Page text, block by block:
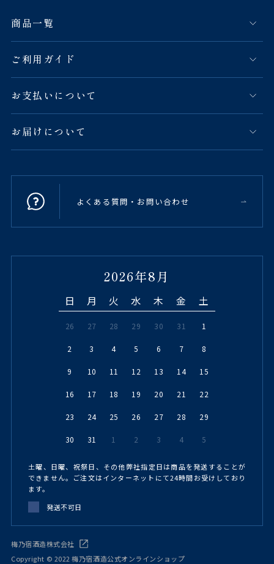
商品一覧
ご利用ガイド
お支払いについて
お届けについて
よくある質問・お問い合わせ
2026年8月
日 月 火 水 木 金 土
26 27 28 29 30 31 1
2 3 4 5 6 7 8
9 10 11 12 13 14 15
16 17 18 19 20 21 22
23 24 25 26 27 28 29
30 31 1 2 3 4 5
土曜、日曜、祝祭日、その他弊社指定日は商品を発送することが
できません。ご注文はインターネットにて24時間お受けしており
ます。
発送不可日
梅乃宿酒造株式会社
Copyright © 2022 梅乃宿酒造公式オンラインショップ